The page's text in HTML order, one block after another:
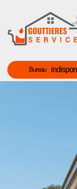
Bureau